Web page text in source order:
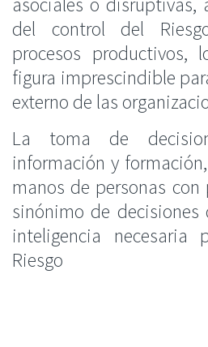
del control del
procesos productivos,
figura imprescindible
externo de las
La toma de
información y
manos de personas
sinónimo de decisiones
inteligencia necesaria
Riesgo